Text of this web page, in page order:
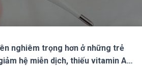
C
C
nghiêm trọng hơn ở những trẻ
hệ miễn dịch, thiếu vitamin A…